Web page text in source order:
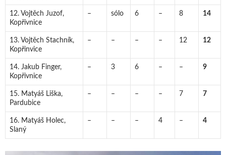
12. Vojtěch Juzof,
Kopřivnice
– sólo 6 – 8 14
13. Vojtěch Stachník,
Kopřinvice
– – – – 12 12
14. Jakub Finger,
Kopřivnice
– 3 6 – – 9
15. Matyáš Liška,
Pardubice
– – – – 7 7
16. Matyáš Holec,
Slaný
– – – 4 – 4